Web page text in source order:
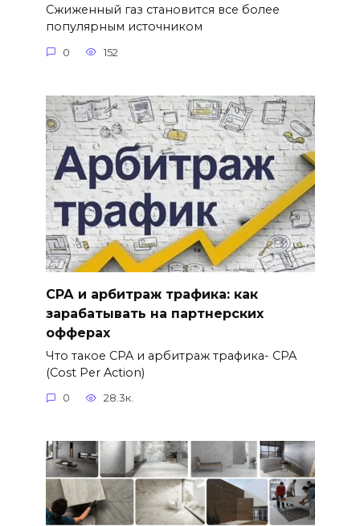
Сжиженный газ становится все более
популярным источником
0 152
СРА и арбитраж трафика: как
зарабатывать на партнерских
офферах
Что такое CPA и арбитраж трафика- CPA
(Cost Per Action)
0 28.3к.